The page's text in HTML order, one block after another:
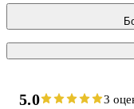
5.0 3